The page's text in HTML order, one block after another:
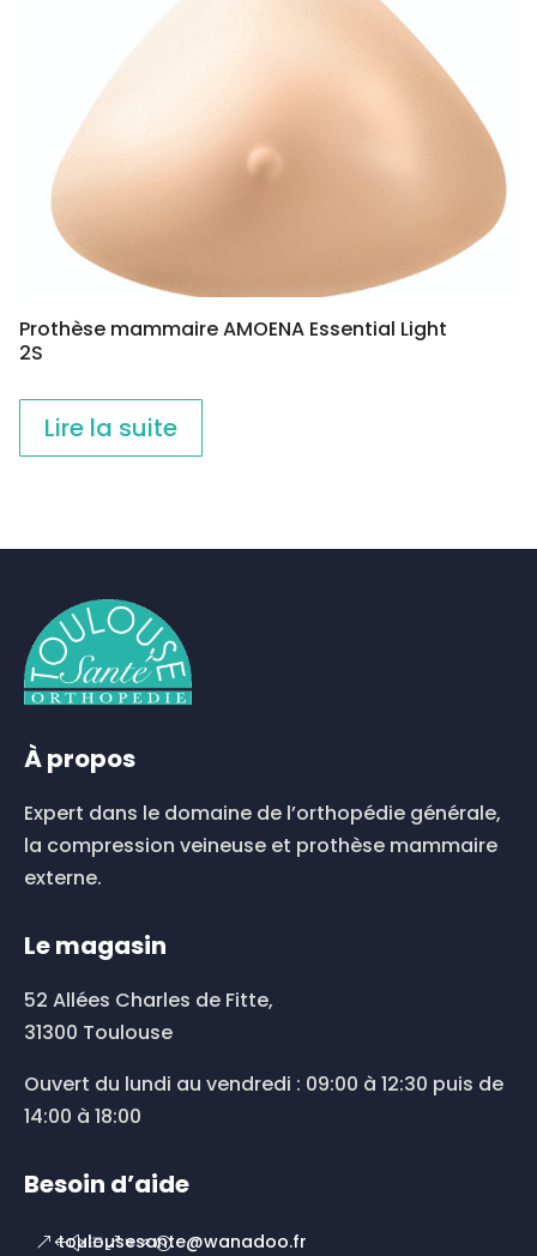
Prothèse mammaire AMOENA Essential Light
2S
Lire la suite
À propos
Expert dans le domaine de l’orthopédie générale,
la compression veineuse et prothèse mammaire
externe.
Le magasin
52 Allées Charles de Fitte,
31300 Toulouse
Ouvert du lundi au vendredi : 09:00 à 12:30 puis de
14:00 à 18:00
Besoin d’aide
toulousesante@wanadoo.fr